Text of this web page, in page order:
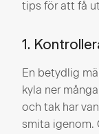
tips för att få
1.
En betydlig
kyla ner
och tak har
smita igenom.